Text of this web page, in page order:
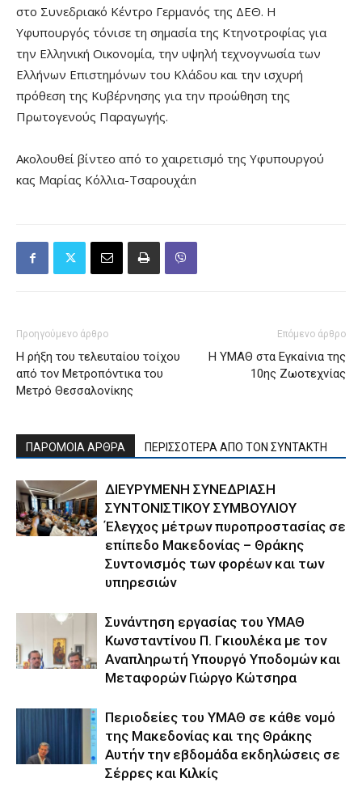
στο Συνεδριακό Κέντρο Γερμανός της ΔΕΘ. Η
Υφυπουργός τόνισε τη σημασία της Κτηνοτροφίας για
την Ελληνική Οικονομία, την υψηλή τεχνογνωσία των
Ελλήνων Επιστημόνων του Κλάδου και την ισχυρή
πρόθεση της Κυβέρνησης για την προώθηση της
Πρωτογενούς Παραγωγής.
Ακολουθεί βίντεο από το χαιρετισμό της Υφυπουργού
κας Μαρίας Κόλλια-Τσαρουχά:n
Προηγούμενο άρθρο
H ρήξη του τελευταίου τοίχου
από τον Μετροπόντικα του
Μετρό Θεσσαλονίκης
Επόμενο άρθρο
Η ΥΜΑΘ στα Εγκαίνια της
10ης Ζωοτεχνίας
ΠΑΡΟΜΟΙΑ ΑΡΘΡΑ ΠΕΡΙΣΣΟΤΕΡΑ ΑΠΟ ΤΟΝ ΣΥΝΤΑΚΤΗ
ΔΙΕΥΡΥΜΕΝΗ ΣΥΝΕΔΡΙΑΣΗ
ΣΥΝΤΟΝΙΣΤΙΚΟΥ ΣΥΜΒΟΥΛΙΟΥ
Έλεγχος μέτρων πυροπροστασίας σε
επίπεδο Μακεδονίας – Θράκης
Συντονισμός των φορέων και των
υπηρεσιών
Συνάντηση εργασίας του ΥΜΑΘ
Κωνσταντίνου Π. Γκιουλέκα με τον
Αναπληρωτή Υπουργό Υποδομών και
Μεταφορών Γιώργο Κώτσηρα
Περιοδείες του ΥΜΑΘ σε κάθε νομό
της Μακεδονίας και της Θράκης
Αυτήν την εβδομάδα εκδηλώσεις σε
Σέρρες και Κιλκίς